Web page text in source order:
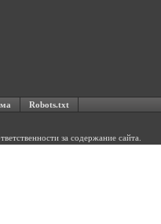
Robots.txt
за содержание сайта.